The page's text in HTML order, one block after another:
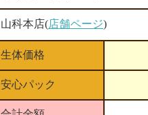
山科本店(店舗ページ)
生体価格
安心パック